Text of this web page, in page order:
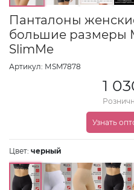
Панталоны
большие размеры
SlimMe
Артикул: МSM7878
1
Узнать
Цвет: черный